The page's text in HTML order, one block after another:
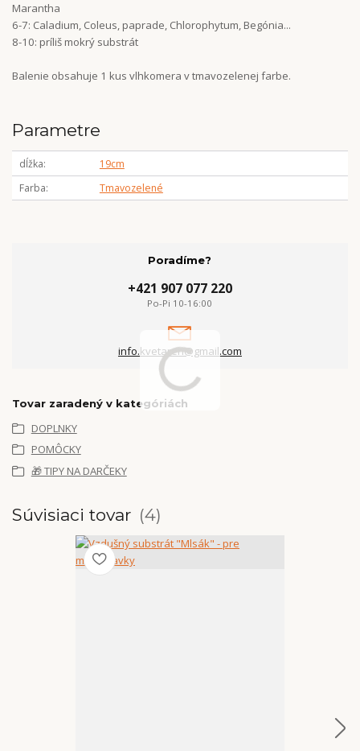
Marantha
6-7: Caladium, Coleus, paprade, Chlorophytum, Begónia...
8-10: príliš mokrý substrát
Balenie obsahuje 1 kus vlhkomera v tmavozelenej farbe.
Parametre
dĺžka
19cm
Farba
Tmavozelené
Poradíme?
+421 907 077 220
Po-Pi 10-16:00
info.kvetaren@gmail.com
Tovar zaradený v kategóriách
DOPLNKY
POMÔCKY
🎁 TIPY NA DARČEKY
Súvisiaci tovar 4